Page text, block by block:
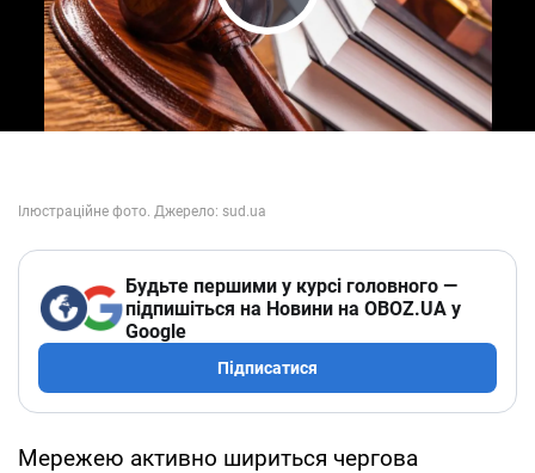
Play Video
Будьте першими у курсі головного —
підпишіться на Новини на OBOZ.UA у
Google
Підписатися
Мережею активно шириться чергова